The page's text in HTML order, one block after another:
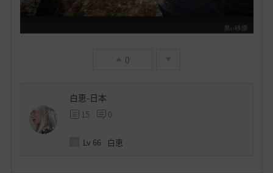
0
白恵-日本
15 0
Lv 66 白恵